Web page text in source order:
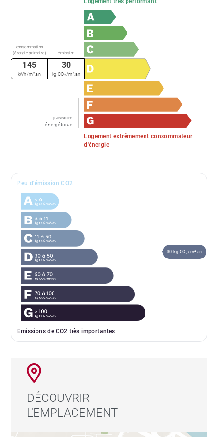
Logement très performant
Logement extrêmement consommateur
d'énergie
passoire
énergétique
consommation
(énergie primaire)
émission
145
kWh/m².an
30
kg CO₂/m².an
Peu d'émission CO2
Emissions de CO2 très importantes
30 kg CO₂/m².an
DÉCOUVRIR
L'EMPLACEMENT